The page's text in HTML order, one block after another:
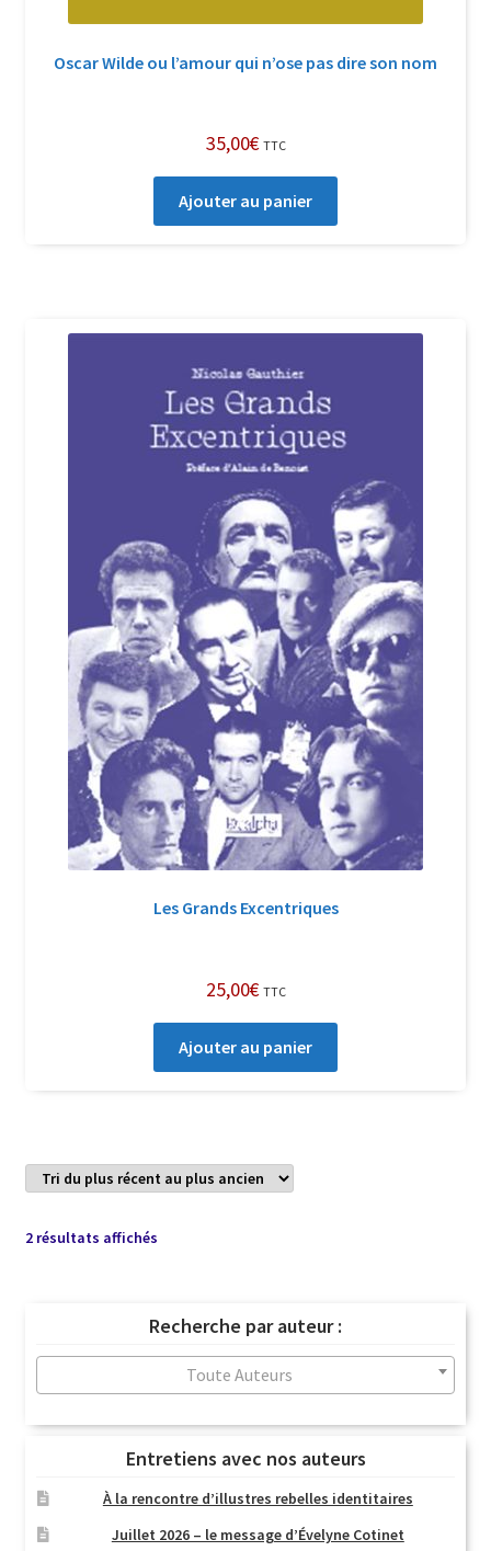
Oscar Wilde ou l’amour qui n’ose pas dire son nom
35,00€ TTC
Ajouter au panier
Les Grands Excentriques
25,00€ TTC
Ajouter au panier
2 résultats affichésTrié
au
plus
ancien
Recherche par auteur :
Toute Auteurs
Entretiens avec nos auteurs
À la rencontre d’illustres rebelles identitaires
Juillet 2026 – le message d’Évelyne Cotinet